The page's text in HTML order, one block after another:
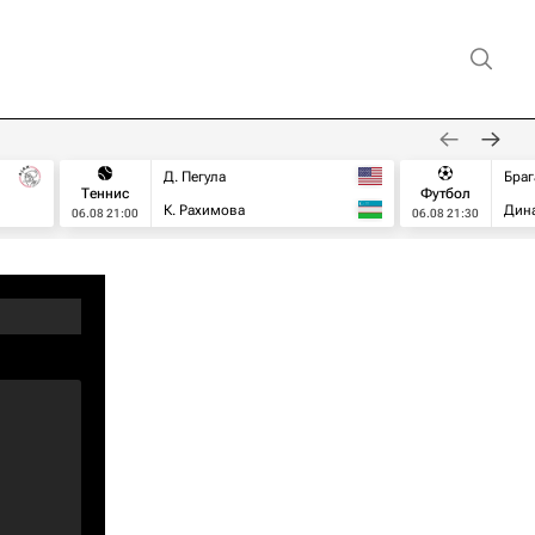
Теннис
06.08 21:00
Д. Пегула
К. Рахимова
Футбол
06.08 21:30